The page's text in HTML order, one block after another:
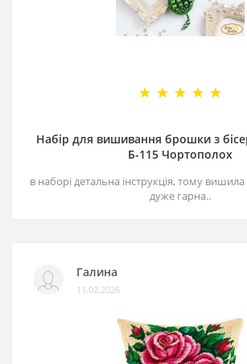
Набір для вишивання брошки з
Б-115 Чортополох
в наборі детальна інструкція, тому
дуже гарна..
Галина
11.02.2026